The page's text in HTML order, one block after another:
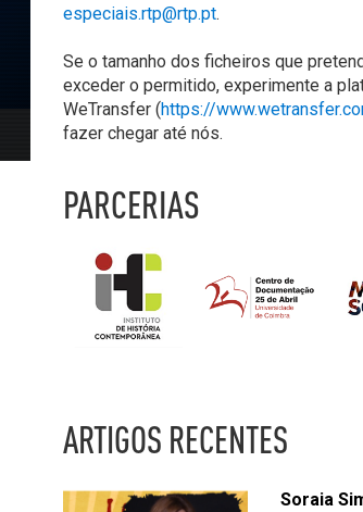
especiais.rtp@rtp.pt.
Se o tamanho dos ficheiros que
exceder o permitido, experimente a
WeTransfer (https://
fazer chegar até nós.
PARCERIAS
ARTIGOS RECENTES
Soraia